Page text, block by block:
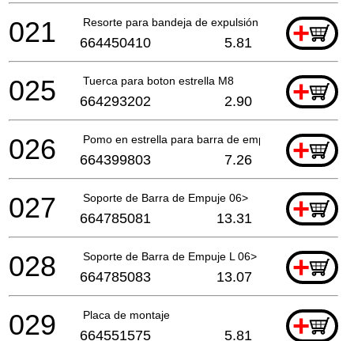
Resorte para bandeja de expulsión Re +
021 664450410 5.81
Tuerca para boton estrella M8 +
025 664293202 2.90
Pomo en estrella para barra de empuje +
026 664399803 7.26
Soporte de Barra de Empuje 06> +
027 664785081 13.31
Soporte de Barra de Empuje L 06> +
028 664785083 13.07
Placa de montaje +
029 664551575 5.81